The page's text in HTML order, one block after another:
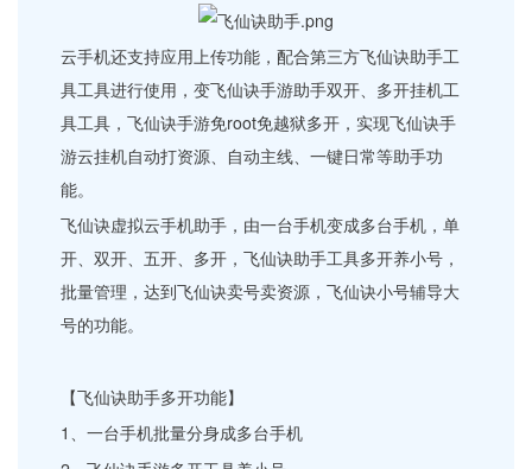
云手机还支持应用上传功能，配合第三方飞仙诀助手工
具工具进行使用，变飞仙诀手游助手双开、多开挂机工
具工具，飞仙诀手游免root免越狱多开，实现飞仙诀手
游云挂机自动打资源、自动主线、一键日常等助手功
能。
飞仙诀虚拟云手机助手，由一台手机变成多台手机，单
开、双开、五开、多开，飞仙诀助手工具多开养小号，
批量管理，达到飞仙诀卖号卖资源，飞仙诀小号辅导大
号的功能。
【飞仙诀助手多开功能】
1、一台手机批量分身成多台手机